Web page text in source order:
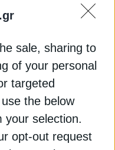
sale, sharing to
of your personal
targeted
the below
your selection.
opt-out request
πρότασης δεν
ευρώ για τον
υπηρεσιών.
θα λάβουν ενίσχυση
που αφορούν
κελύφους
συστημάτων